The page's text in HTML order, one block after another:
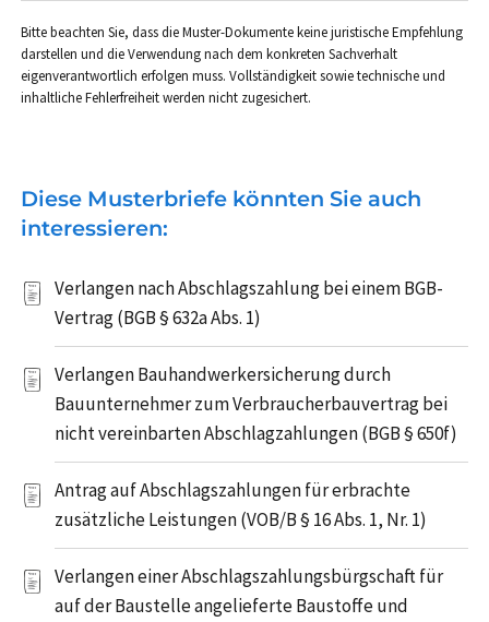
Bitte beachten Sie, dass die Muster-Dokumente keine juristische Empfehlung
darstellen und die Verwendung nach dem konkreten Sachverhalt
eigenverantwortlich erfolgen muss. Vollständigkeit sowie technische und
inhaltliche Fehlerfreiheit werden nicht zugesichert.
Diese Musterbriefe könnten Sie auch
interessieren:
Verlangen nach Abschlagszahlung bei einem BGB-
Vertrag (BGB § 632a Abs. 1)
Verlangen Bauhandwerkersicherung durch
Bauunternehmer zum Verbraucherbauvertrag bei
nicht vereinbarten Abschlagzahlungen (BGB § 650f)
Antrag auf Abschlagszahlungen für erbrachte
zusätzliche Leistungen (VOB/B § 16 Abs. 1, Nr. 1)
Verlangen einer Abschlagszahlungsbürgschaft für
auf der Baustelle angelieferte Baustoffe und